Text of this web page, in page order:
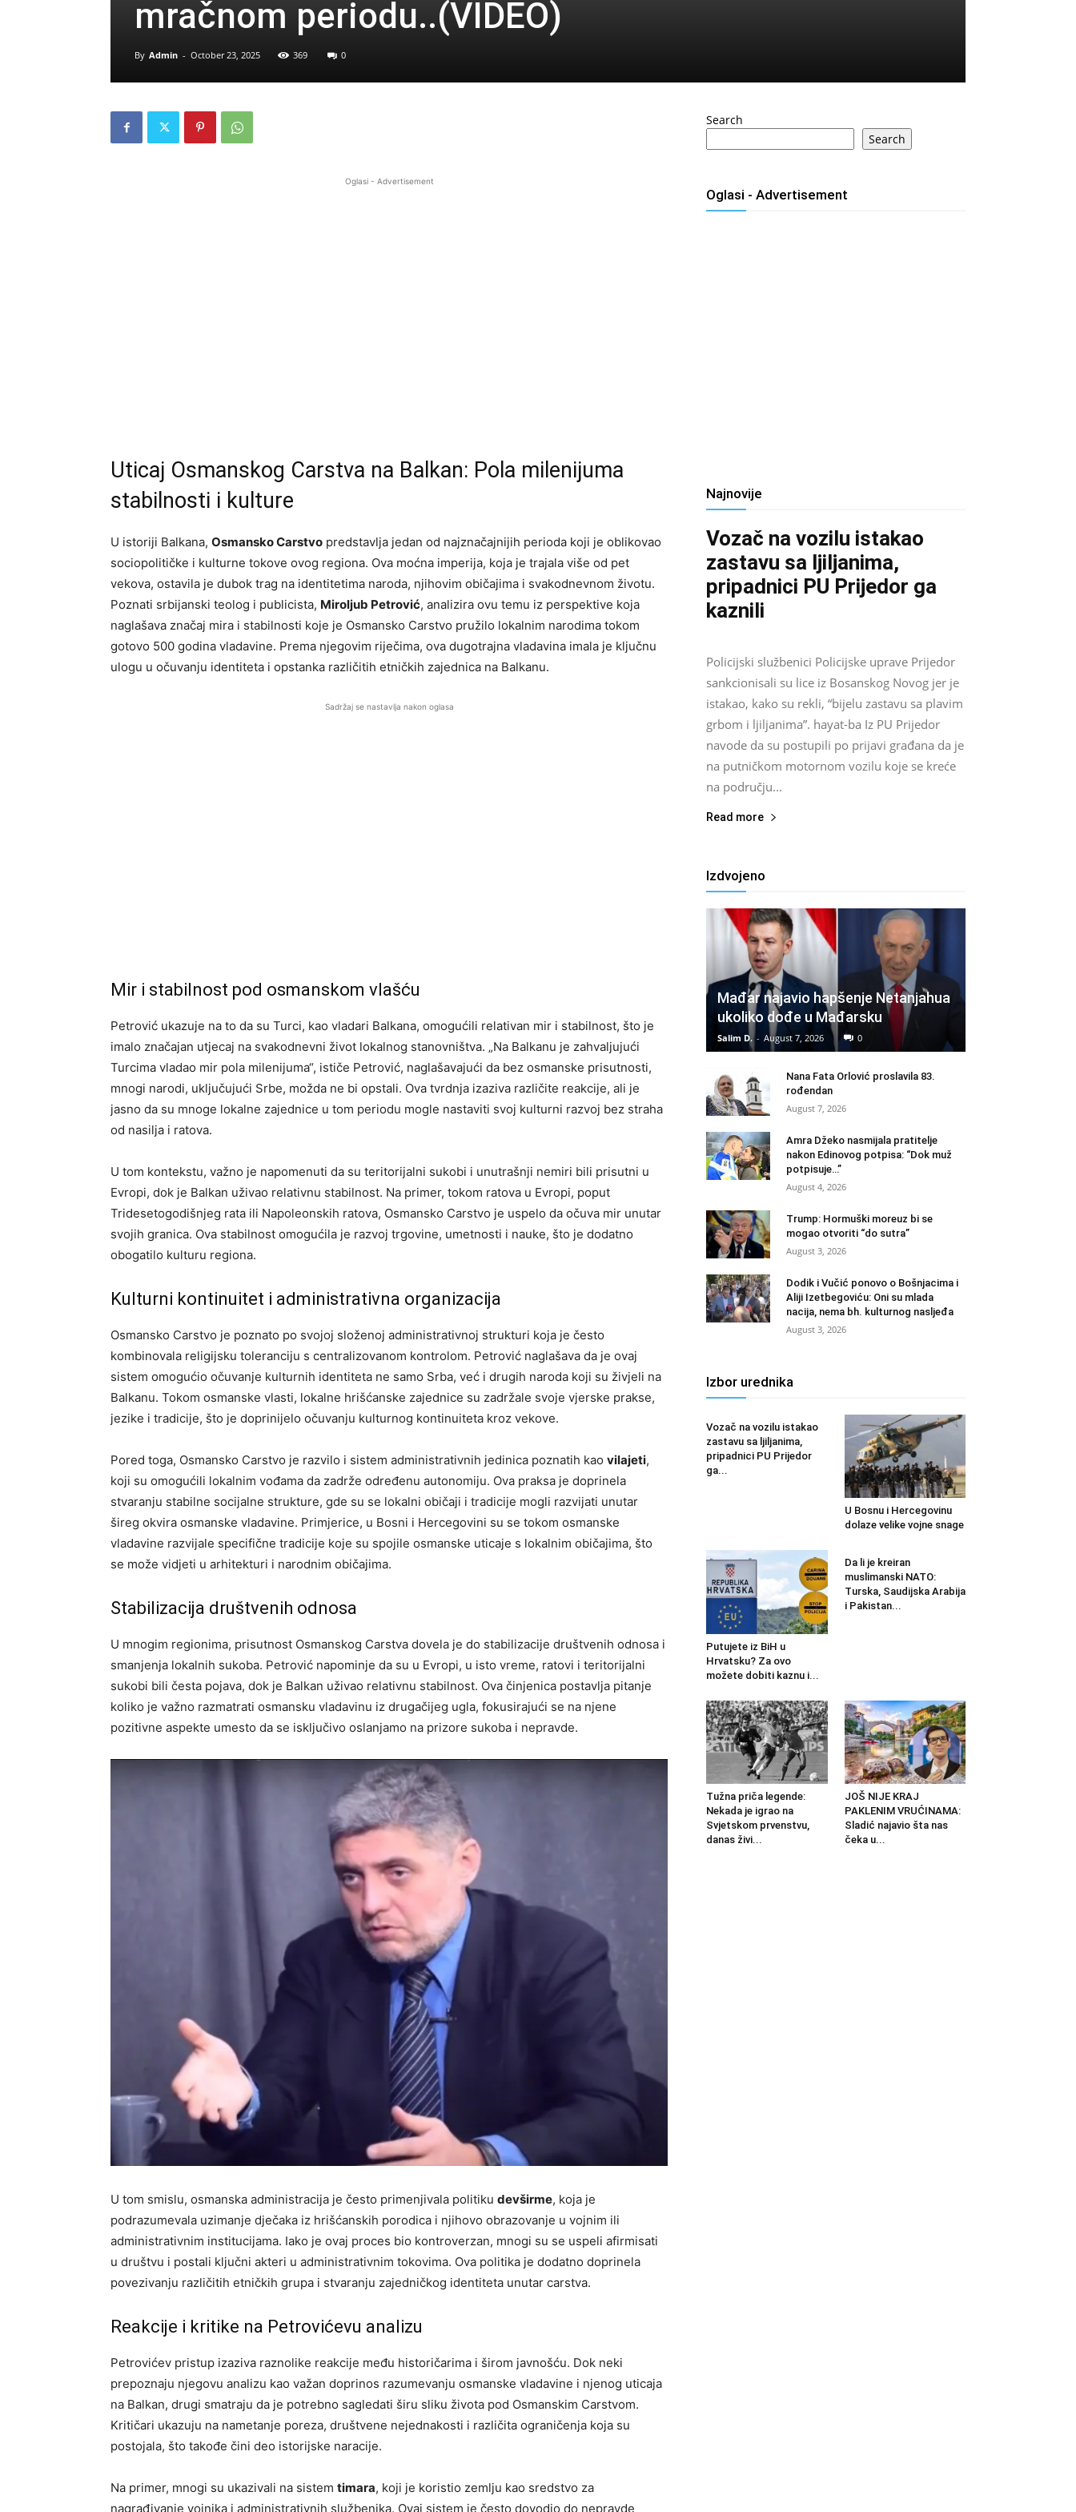
mračnom periodu..(VIDEO)
By Admin - October 23, 2025 369 0
Oglasi - Advertisement
Uticaj Osmanskog Carstva na Balkan: Pola milenijuma
stabilnosti i kulture
U istoriji Balkana, Osmansko Carstvo predstavlja jedan od najznačajnijih perioda koji je oblikovao
sociopolitičke i kulturne tokove ovog regiona. Ova moćna imperija, koja je trajala više od pet
vekova, ostavila je dubok trag na identitetima naroda, njihovim običajima i svakodnevnom životu.
Poznati srbijanski teolog i publicista, Miroljub Petrović, analizira ovu temu iz perspektive koja
naglašava značaj mira i stabilnosti koje je Osmansko Carstvo pružilo lokalnim narodima tokom
gotovo 500 godina vladavine. Prema njegovim riječima, ova dugotrajna vladavina imala je ključnu
ulogu u očuvanju identiteta i opstanka različitih etničkih zajednica na Balkanu.
Sadržaj se nastavlja nakon oglasa
Mir i stabilnost pod osmanskom vlašću
Petrović ukazuje na to da su Turci, kao vladari Balkana, omogućili relativan mir i stabilnost, što je
imalo značajan utjecaj na svakodnevni život lokalnog stanovništva. „Na Balkanu je zahvaljujući
Turcima vladao mir pola milenijuma“, ističe Petrović, naglašavajući da bez osmanske prisutnosti,
mnogi narodi, uključujući Srbe, možda ne bi opstali. Ova tvrdnja izaziva različite reakcije, ali je
jasno da su mnoge lokalne zajednice u tom periodu mogle nastaviti svoj kulturni razvoj bez straha
od nasilja i ratova.
U tom kontekstu, važno je napomenuti da su teritorijalni sukobi i unutrašnji nemiri bili prisutni u
Evropi, dok je Balkan uživao relativnu stabilnost. Na primer, tokom ratova u Evropi, poput
Tridesetogodišnjeg rata ili Napoleonskih ratova, Osmansko Carstvo je uspelo da očuva mir unutar
svojih granica. Ova stabilnost omogućila je razvoj trgovine, umetnosti i nauke, što je dodatno
obogatilo kulturu regiona.
Kulturni kontinuitet i administrativna organizacija
Osmansko Carstvo je poznato po svojoj složenoj administrativnoj strukturi koja je često
kombinovala religijsku toleranciju s centralizovanom kontrolom. Petrović naglašava da je ovaj
sistem omogućio očuvanje kulturnih identiteta ne samo Srba, već i drugih naroda koji su živjeli na
Balkanu. Tokom osmanske vlasti, lokalne hrišćanske zajednice su zadržale svoje vjerske prakse,
jezike i tradicije, što je doprinijelo očuvanju kulturnog kontinuiteta kroz vekove.
Pored toga, Osmansko Carstvo je razvilo i sistem administrativnih jedinica poznatih kao vilajeti,
koji su omogućili lokalnim vođama da zadrže određenu autonomiju. Ova praksa je doprinela
stvaranju stabilne socijalne strukture, gde su se lokalni običaji i tradicije mogli razvijati unutar
šireg okvira osmanske vladavine. Primjerice, u Bosni i Hercegovini su se tokom osmanske
vladavine razvijale specifične tradicije koje su spojile osmanske uticaje s lokalnim običajima, što
se može vidjeti u arhitekturi i narodnim običajima.
Stabilizacija društvenih odnosa
U mnogim regionima, prisutnost Osmanskog Carstva dovela je do stabilizacije društvenih odnosa i
smanjenja lokalnih sukoba. Petrović napominje da su u Evropi, u isto vreme, ratovi i teritorijalni
sukobi bili česta pojava, dok je Balkan uživao relativnu stabilnost. Ova činjenica postavlja pitanje
koliko je važno razmatrati osmansku vladavinu iz drugačijeg ugla, fokusirajući se na njene
pozitivne aspekte umesto da se isključivo oslanjamo na prizore sukoba i nepravde.
U tom smislu, osmanska administracija je često primenjivala politiku devširme, koja je
podrazumevala uzimanje dječaka iz hrišćanskih porodica i njihovo obrazovanje u vojnim ili
administrativnim institucijama. Iako je ovaj proces bio kontroverzan, mnogi su se uspeli afirmisati
u društvu i postali ključni akteri u administrativnim tokovima. Ova politika je dodatno doprinela
povezivanju različitih etničkih grupa i stvaranju zajedničkog identiteta unutar carstva.
Reakcije i kritike na Petrovićevu analizu
Petrovićev pristup izaziva raznolike reakcije među historičarima i širom javnošću. Dok neki
prepoznaju njegovu analizu kao važan doprinos razumevanju osmanske vladavine i njenog uticaja
na Balkan, drugi smatraju da je potrebno sagledati širu sliku života pod Osmanskim Carstvom.
Kritičari ukazuju na nametanje poreza, društvene nejednakosti i različita ograničenja koja su
postojala, što takođe čini deo istorijske naracije.
Na primer, mnogi su ukazivali na sistem timara, koji je koristio zemlju kao sredstvo za
nagrađivanje vojnika i administrativnih službenika. Ovaj sistem je često dovodio do nepravde
Search
Search
Oglasi - Advertisement
Najnovije
Vozač na vozilu istakao
zastavu sa ljiljanima,
pripadnici PU Prijedor ga
kaznili
Salim D. -
Policijski službenici Policijske uprave Prijedor
sankcionisali su lice iz Bosanskog Novog jer je
istakao, kako su rekli, “bijelu zastavu sa plavim
grbom i ljiljanima”. hayat-ba Iz PU Prijedor
navode da su postupili po prijavi građana da je
na putničkom motornom vozilu koje se kreće
na području...
Read more
Izdvojeno
Mađar najavio hapšenje Netanjahua
ukoliko dođe u Mađarsku
Salim D. - August 7, 2026 0
Nana Fata Orlović proslavila 83.
rođendan
August 7, 2026
Amra Džeko nasmijala pratitelje
nakon Edinovog potpisa: “Dok muž
potpisuje…”
August 4, 2026
Trump: Hormuški moreuz bi se
mogao otvoriti “do sutra”
August 3, 2026
Dodik i Vučić ponovo o Bošnjacima i
Aliji Izetbegoviću: Oni su mlada
nacija, nema bh. kulturnog nasljeđa
August 3, 2026
Izbor urednika
Vozač na vozilu istakao
zastavu sa ljiljanima,
pripadnici PU Prijedor
ga...
U Bosnu i Hercegovinu
dolaze velike vojne snage
Putujete iz BiH u
Hrvatsku? Za ovo
možete dobiti kaznu i...
Da li je kreiran
muslimanski NATO:
Turska, Saudijska Arabija
i Pakistan...
Tužna priča legende:
Nekada je igrao na
Svjetskom prvenstvu,
danas živi...
JOŠ NIJE KRAJ
PAKLENIM VRUĆINAMA:
Sladić najavio šta nas
čeka u...